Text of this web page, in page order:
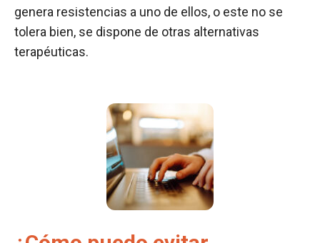
genera resistencias a uno de ellos, o este no se
tolera bien, se dispone de otras alternativas
terapéuticas.